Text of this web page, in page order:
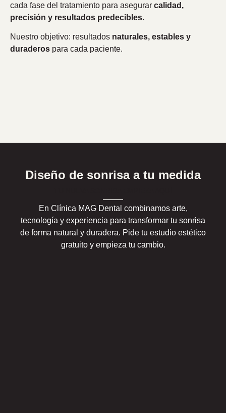
cada fase del tratamiento para asegurar calidad,
precisión y resultados predecibles.
Nuestro objetivo: resultados naturales, estables y
duraderos para cada paciente.
Diseño de sonrisa a tu medida
En Clínica MAG Dental combinamos arte,
tecnología y experiencia para transformar tu sonrisa
de forma natural y duradera. Pide tu estudio estético
gratuito y empieza tu cambio.